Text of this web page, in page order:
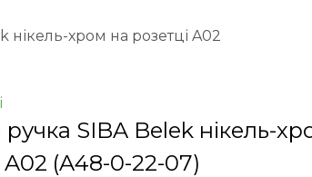
хром на розетці A02
SIBA Belek нікель-
A02 (A48-0-22-07)